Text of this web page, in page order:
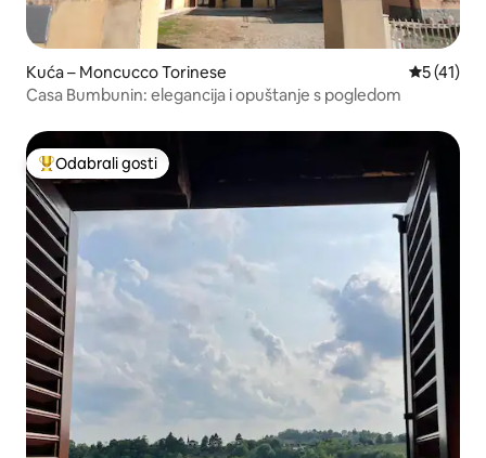
Kuća – Moncucco Torinese
5 (41)
Casa Bumbunin: elegancija i opuštanje s pogledom
Među najviše rangiranima s oznakom „Odabrali gosti”
Odabrali gosti